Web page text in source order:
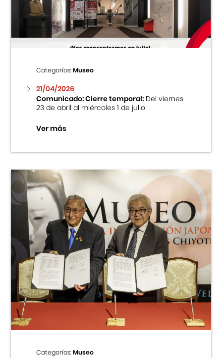
Centro Cultural Peruano Japonés
Museo de la Inmigración Japonesa
Fondo Editorial
Teatro Peruano Japonés
Categorías:Museo
21/04/2026
Comunicado: Cierre temporal:Del viernes
23 de abril al miércoles 1 de julio
Ver más
Categorías:Museo